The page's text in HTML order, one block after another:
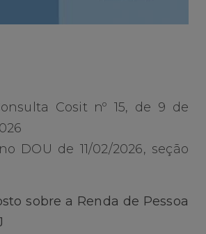
Cosit nº 15, de 9 de
DOU de 11/02/2026, seção
sobre a Renda de Pessoa